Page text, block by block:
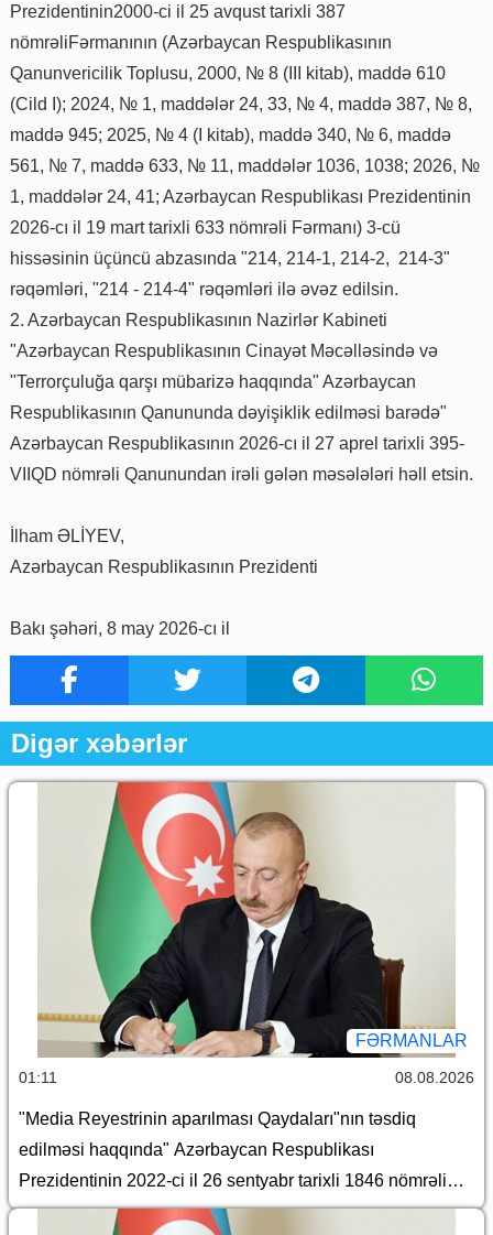
Prezidentinin2000-ci il 25 avqust tarixli 387
nömrəliFərmanının (Azərbaycan Respublikasının
Qanunvericilik Toplusu, 2000, № 8 (III kitab), maddə 610
(Cild I); 2024, № 1, maddələr 24, 33, № 4, maddə 387, № 8,
maddə 945; 2025, № 4 (I kitab), maddə 340, № 6, maddə
561, № 7, maddə 633, № 11, maddələr 1036, 1038; 2026, №
1, maddələr 24, 41; Azərbaycan Respublikası Prezidentinin
2026-cı il 19 mart tarixli 633 nömrəli Fərmanı) 3-cü
hissəsinin üçüncü abzasında "214, 214-1, 214-2, 214-3"
rəqəmləri, "214 - 214-4" rəqəmləri ilə əvəz edilsin.
2. Azərbaycan Respublikasının Nazirlər Kabineti
"Azərbaycan Respublikasının Cinayət Məcəlləsində və
"Terrorçuluğa qarşı mübarizə haqqında" Azərbaycan
Respublikasının Qanununda dəyişiklik edilməsi barədə"
Azərbaycan Respublikasının 2026-cı il 27 aprel tarixli 395-
VIIQD nömrəli Qanunundan irəli gələn məsələləri həll etsin.
İlham ƏLİYEV,
Azərbaycan Respublikasının Prezidenti
Bakı şəhəri, 8 may 2026-cı il
Digər xəbərlər
FƏRMANLAR
01:11 08.08.2026
"Media Reyestrinin aparılması Qaydaları"nın təsdiq
edilməsi haqqında" Azərbaycan Respublikası
Prezidentinin 2022-ci il 26 sentyabr tarixli 1846 nömrəli
Fərmanında dəyişiklik edilməsi barədə